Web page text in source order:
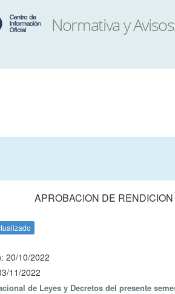
APROBACION DE
20/10/2022
11/2022
de Leyes y Decretos del presente